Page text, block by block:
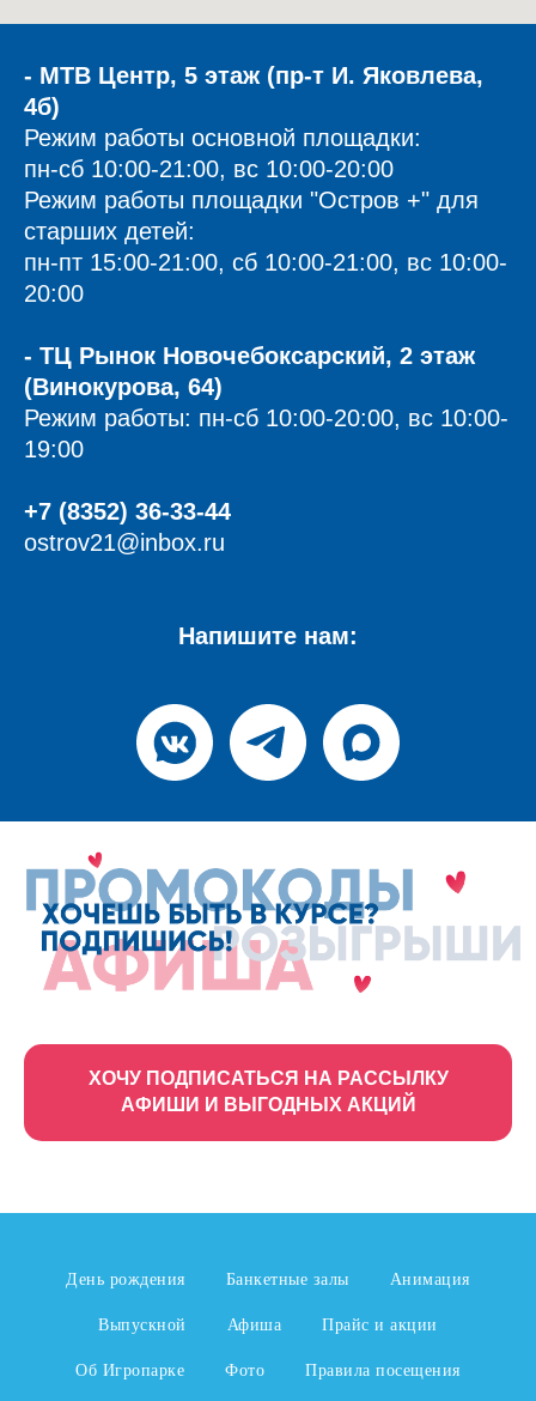
- МТВ Центр, 5 этаж (пр-т И. Яковлева,
4б)
Режим работы основной площадки:
пн-сб 10:00-21:00, вс 10:00-20:00
Режим работы площадки "Остров +" для
старших детей:
пн-пт 15:00-21:00, сб 10:00-21:00, вс 10:00-
20:00
- ТЦ Рынок Новочебоксарский, 2 этаж
(Винокурова, 64)
Режим работы: пн-сб 10:00-20:00, вс 10:00-
19:00
+7 (8352) 36-33-44
ostrov21@inbox.ru
Напишите нам:
ХОЧУ ПОДПИСАТЬСЯ НА РАССЫЛКУ
АФИШИ И ВЫГОДНЫХ АКЦИЙ
День рождения Банкетные залы Анимация
Выпускной Афиша Прайс и акции
Об Игропарке Фото Правила посещения